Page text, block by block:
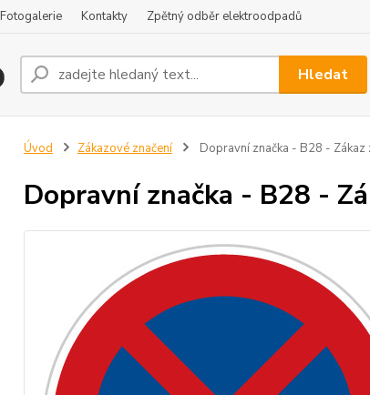
Fotogalerie Kontakty Zpětný odběr elektroodpadů
Hledat
Úvod Zákazové značení Dopravní značka - B28 - Zákaz
Dopravní značka - B28 -